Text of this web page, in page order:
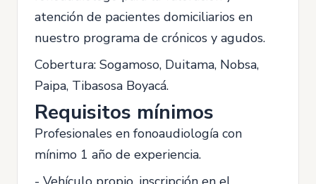
atención de pacientes domiciliarios en
nuestro programa de crónicos y agudos.
Cobertura: Sogamoso, Duitama, Nobsa,
Paipa, Tibasosa Boyacá.
Requisitos mínimos
Profesionales en fonoaudiología con
mínimo 1 año de experiencia.